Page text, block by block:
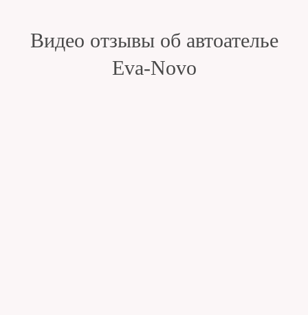
Видео отзывы об автоателье
Eva-Novo